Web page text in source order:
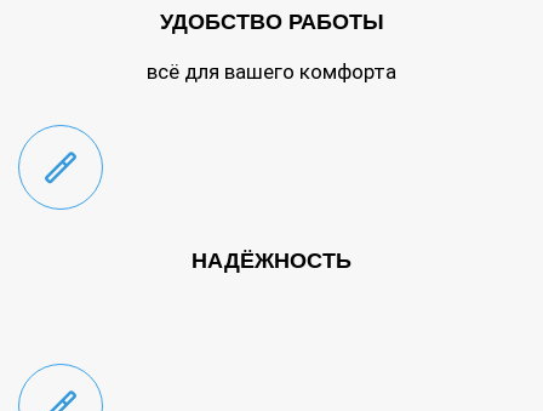
УДОБСТВО РАБОТЫ
всё для вашего комфорта
НАДЁЖНОСТЬ